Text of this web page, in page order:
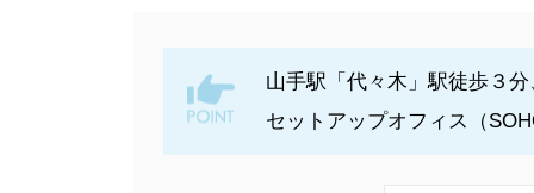
山手駅「代々木」駅徒歩３
セットアップオフィス（